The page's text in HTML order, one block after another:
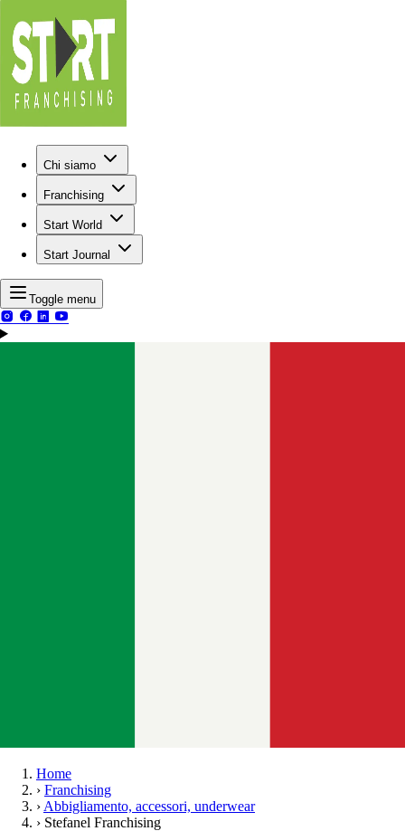
Chi siamo
Franchising
Start World
Start Journal
Toggle menu
Home
› Franchising
› Abbigliamento, accessori, underwear
› Stefanel Franchising